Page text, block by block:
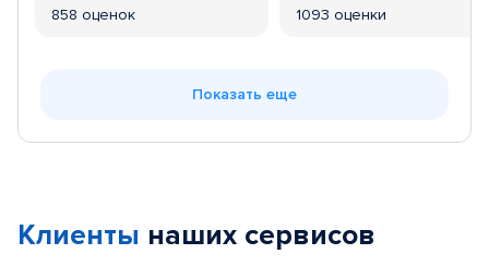
858 оценок 1093 оценки
Показать еще
Клиенты наших сервисов